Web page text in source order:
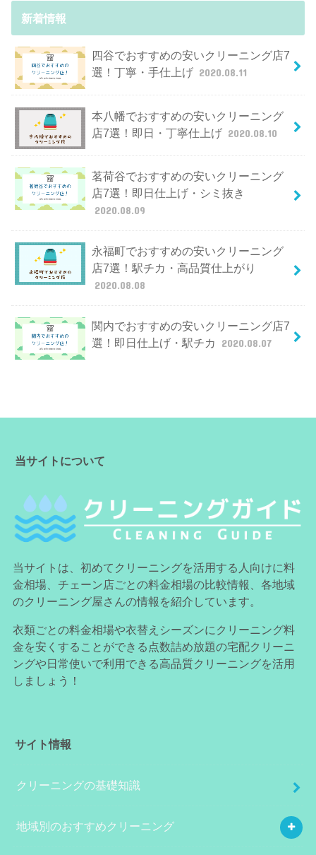
新着情報
四谷でおすすめの安いクリーニング店7
選！丁寧・手仕上げ 2020.08.11
本八幡でおすすめの安いクリーニング
店7選！即日・丁寧仕上げ 2020.08.10
茗荷谷でおすすめの安いクリーニング
店7選！即日仕上げ・シミ抜き
2020.08.09
永福町でおすすめの安いクリーニング
店7選！駅チカ・高品質仕上がり
2020.08.08
関内でおすすめの安いクリーニング店7
選！即日仕上げ・駅チカ
2020.08.07
当サイトについて
当サイトは、初めてクリーニングを活用する人向けに料
金相場、チェーン店ごとの料金相場の比較情報、各地域
のクリーニング屋さんの情報を紹介しています。
衣類ごとの料金相場や衣替えシーズンにクリーニング料
金を安くすることができる点数詰め放題の宅配クリーニ
ングや日常使いで利用できる高品質クリーニングを活用
しましょう！
サイト情報
クリーニングの基礎知識
地域別のおすすめクリーニング